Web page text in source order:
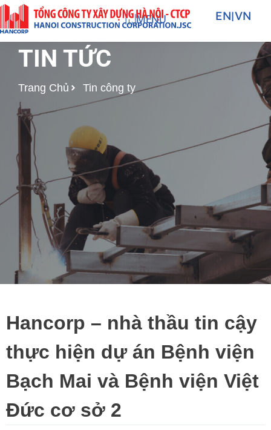
Nhảy
tới
nội
dung
MENU EN|VN
TIN TỨC
Trang Chủ Tin công ty
Hancorp – nhà thầu tin cậy
thực hiện dự án Bệnh viện
Bạch Mai và Bệnh viện Việt
Đức cơ sở 2